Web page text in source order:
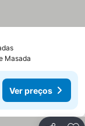
Ver preços
Masada
Ver preços